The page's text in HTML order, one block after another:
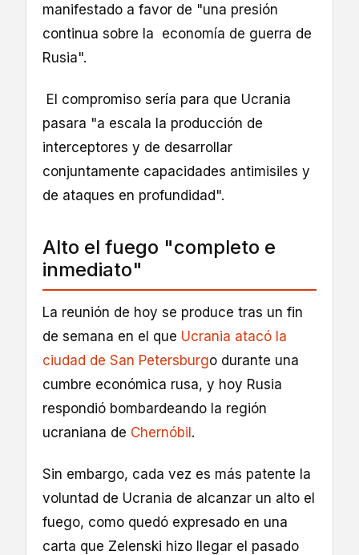
manifestado a favor de "una presión
continua sobre la economía de guerra de
Rusia".
El compromiso sería para que Ucrania
pasara "a escala la producción de
interceptores y de desarrollar
conjuntamente capacidades antimisiles y
de ataques en profundidad".
Alto el fuego "completo e
inmediato"
La reunión de hoy se produce tras un fin
de semana en el que Ucrania atacó la
ciudad de San Petersburgo durante una
cumbre económica rusa, y hoy Rusia
respondió bombardeando la región
ucraniana de Chernóbil.
Sin embargo, cada vez es más patente la
voluntad de Ucrania de alcanzar un alto el
fuego, como quedó expresado en una
carta que Zelenski hizo llegar el pasado